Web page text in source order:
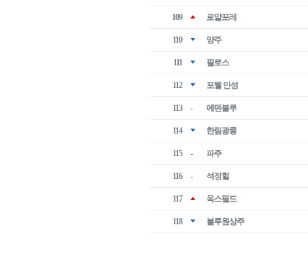
109 로얄포레
110 양주
111 필로스
112 포웰 안성
113 - 에덴블루
114 한림광릉
115 - 파주
116 - 석정힐
117 옥스필드
118 블루원상주